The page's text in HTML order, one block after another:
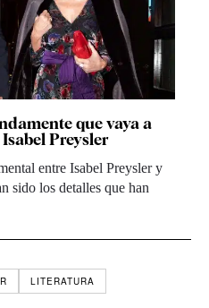
que vaya a
Preysler
entre Isabel Preysler y
sido los detalles que han
LITERATURA